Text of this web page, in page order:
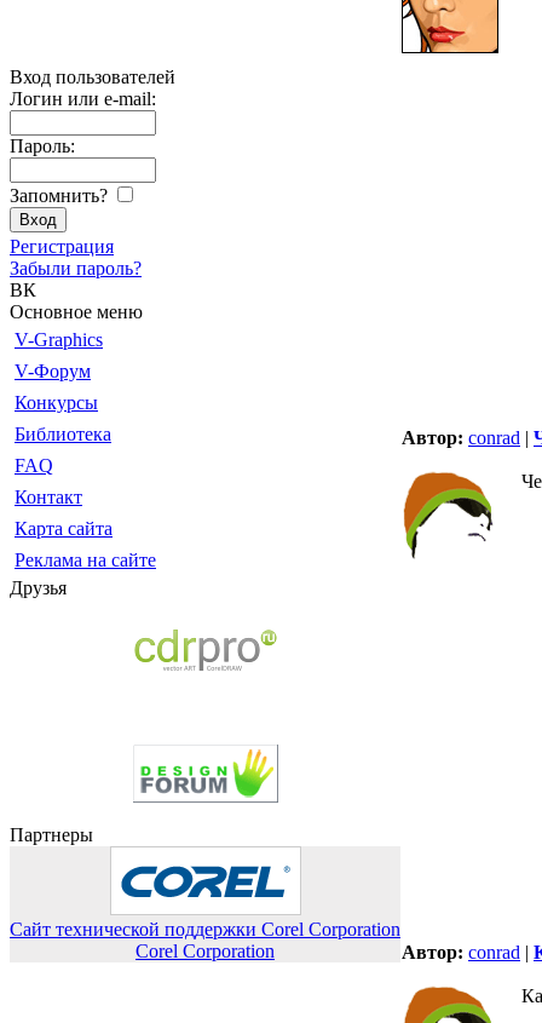
Вход пользователей
Логин или e-mail:
Пароль:
Запомнить?
Регистрация
Забыли пароль?
ВК
Основное меню
V-Graphics
V-Форум
Конкурсы
Библиотека
FAQ
Контакт
Карта сайта
Реклама на сайте
Друзья
Партнеры
Сайт технической поддержки Corel Corporation
Corel Corporation
Автор: conrad |
Автор: conrad |